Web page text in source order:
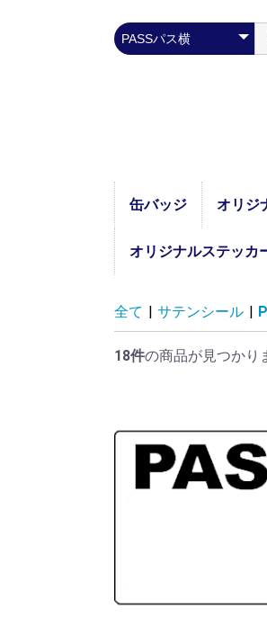
缶バッジ オリジ
オリジナルステッカ
全て | サテンシール |
18件の商品が見つかり